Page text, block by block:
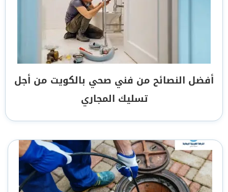
أفضل النصائح من فني صحي بالكويت من أجل
تسليك المجاري